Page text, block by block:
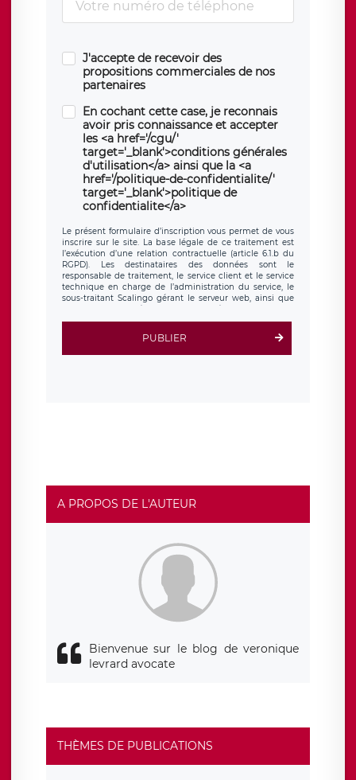
J'accepte de recevoir des
propositions commerciales de nos
partenaires
En cochant cette case, je reconnais
avoir pris connaissance et accepter
les <a href='/cgu/'
target='_blank'>conditions générales
d'utilisation</a> ainsi que la <a
href='/politique-de-confidentialite/'
target='_blank'>politique de
confidentialite</a>
Le présent formulaire d’inscription vous permet de vous
inscrire sur le site. La base légale de ce traitement est
l’exécution d’une relation contractuelle (article 6.1.b du
RGPD). Les destinataires des données sont le
responsable de traitement, le service client et le service
technique en charge de l’administration du service, le
sous-traitant Scalingo gérant le serveur web, ainsi que
toute personne légalement autorisée. Le formulaire
d’inscription est hébergé sur un serveur hébergé par
clauses de
protection conformes au RGPD
. Les données collectées
sont conservées jusqu’à ce que l’Internaute en sollicite la
rue Léopold Sédar Senghor, joignable à l’adresse mail :
responsabledetraitement@legavox.fr. Vous avez
également le droit d’introduire une réclamation auprès
d’une autorité de contrôle.
PUBLIER
A PROPOS DE L'AUTEUR
Bienvenue sur le blog de veronique
levrard avocate
THÈMES DE PUBLICATIONS